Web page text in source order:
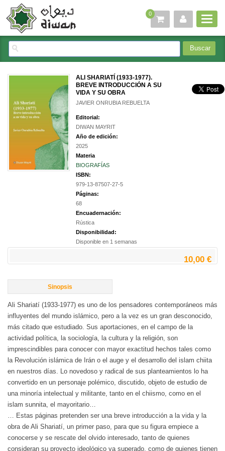
0
ALI SHARIATÍ (1933-1977).
BREVE INTRODUCCIÓN A SU
VIDA Y SU OBRA
JAVIER ONRUBIA REBUELTA
Editorial:
DIWAN MAYRIT
Año de edición:
2025
Materia
BIOGRAFÍAS
ISBN:
979-13-87507-27-5
Páginas:
68
Encuadernación:
Rústica
Disponibilidad:
Disponible en 1 semanas
10,00 €
Sinopsis
Ali Shariatí (1933-1977) es uno de los pensadores contemporáneos más
influyentes del mundo islámico, pero a la vez es un gran desconocido,
más citado que estudiado. Sus aportaciones, en el campo de la
actividad política, la sociología, la cultura y la religión, son
imprescindibles para conocer con mayor exactitud hechos tales como
la Revolución islámica de Irán o el auge y el desarrollo del islam chiita
en nuestros días. Lo novedoso y radical de sus planteamientos lo ha
convertido en un personaje polémico, discutido, objeto de estudio de
una minoría intelectual y militante, tanto en el chiismo, como en el
islam sunnita, el mayoritario…
… Estas páginas pretenden ser una breve introducción a la vida y la
obra de Ali Shariatí, un primer paso, para que su figura empiece a
conocerse y se rescate del olvido interesado, tanto de quienes
consideran su proyecto ideológico ya superado, como de quienes tienen